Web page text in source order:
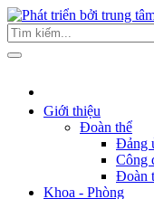
Giới thiệu
Đoàn thể
Đảng
Công
Đoàn
Khoa - Phòng